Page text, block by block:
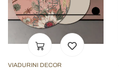
VIADURINI DECOR